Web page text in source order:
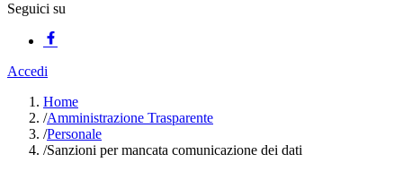
Seguici su
Accedi
Home
/Amministrazione Trasparente
/Personale
/Sanzioni per mancata comunicazione dei dati